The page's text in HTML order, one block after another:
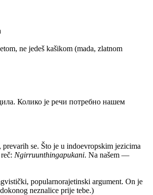
ne jedeš kašikom (mada, zlatnom
Колико је речи потребно нашем
se. Što je u indoevropskim jezicima
Ngirruunthingapukani. Na našem —
popularnorajetinski argument. On je
neznalice prije tebe.)